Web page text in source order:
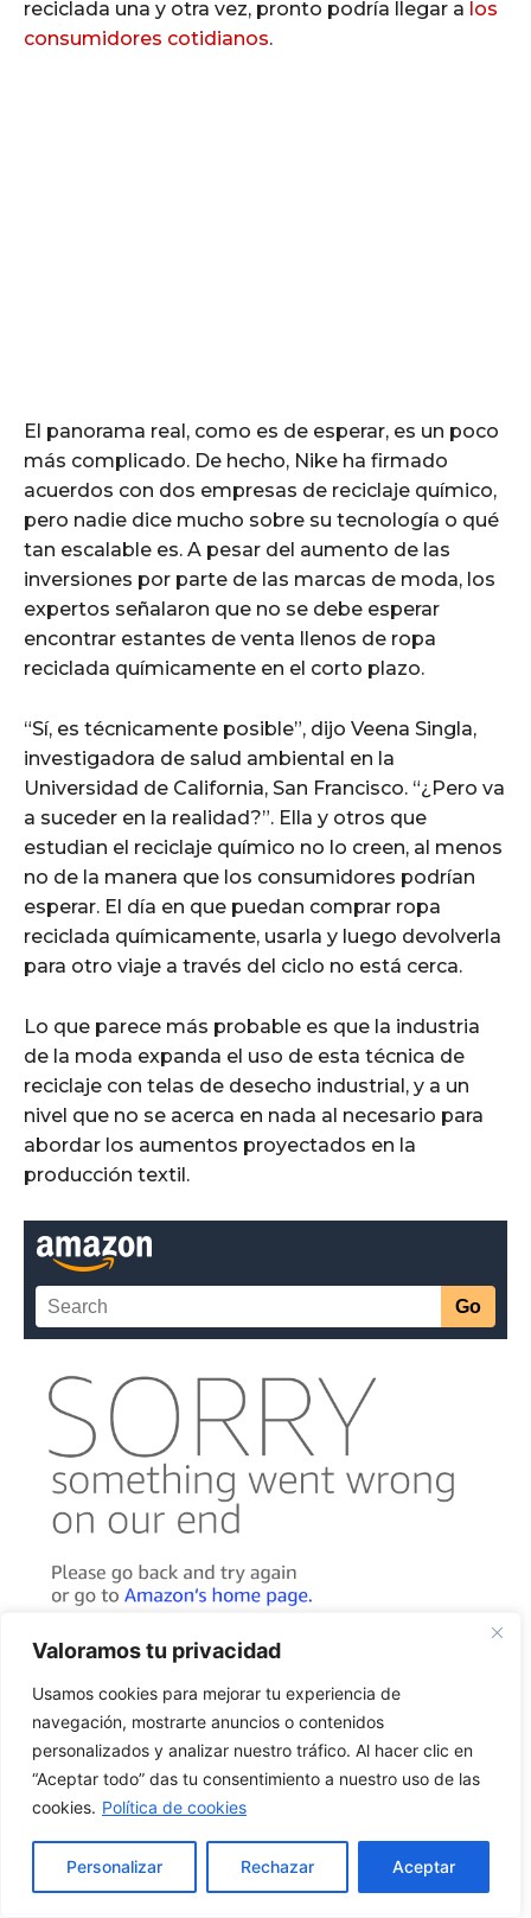
Valoramos tu privacidad
Usamos cookies para mejorar tu experiencia de
navegación, mostrarte anuncios o contenidos
personalizados y analizar nuestro tráfico. Al hacer clic en
“Aceptar todo” das tu consentimiento a nuestro uso de las
cookies. Política de cookies
Personalizar Rechazar Aceptar